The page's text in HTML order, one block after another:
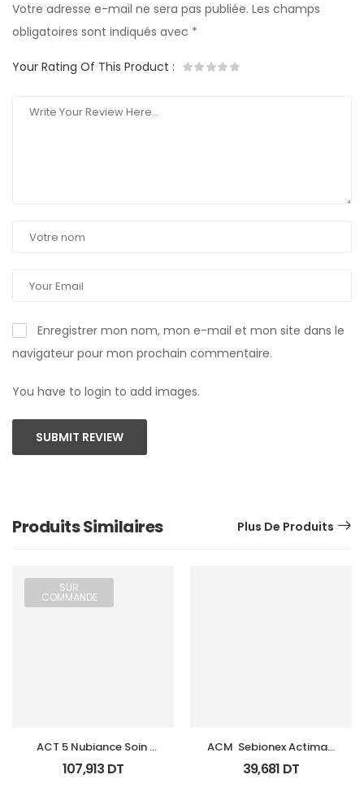
Votre adresse e-mail ne sera pas publiée. Les champs
obligatoires sont indiqués avec *
Your Rating Of This Product :
Enregistrer mon nom, mon e-mail et mon site dans le
navigateur pour mon prochain commentaire.
You have to login to add images.
SUBMIT REVIEW
Produits Similaires Plus De Produits
SUR
COMMANDE
ACT 5 Nubiance Soin
Anti Imperfections 30Ml
107,913 DT
ACM  Sebionex Actimat
Soin Anti Imperfec Teint
40Ml
39,681 DT